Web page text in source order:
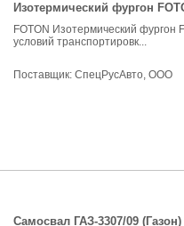
Изотермический фургон
FOTON Изотермический
условий транспортировк...
Поставщик: СпецРусАвто, ООО
Самосвал ГАЗ-3307/09